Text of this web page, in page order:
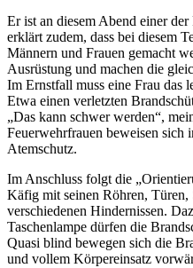
Er ist an diesem Abend einer
erklärt zudem, dass bei diesem
Männern und Frauen gemacht
Ausrüstung und machen die
Im Ernstfall muss eine Frau das
Etwa einen verletzten
„Das kann schwer werden“,
Feuerwehrfrauen beweisen sich
Atemschutz.
Im Anschluss folgt die
Käfig mit seinen Röhren, Türen,
verschiedenen Hindernissen.
Taschenlampe dürfen die
Quasi blind bewegen sich die
und vollem Körpereinsatz